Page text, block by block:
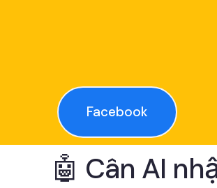
Facebook
🤖 Cân AI